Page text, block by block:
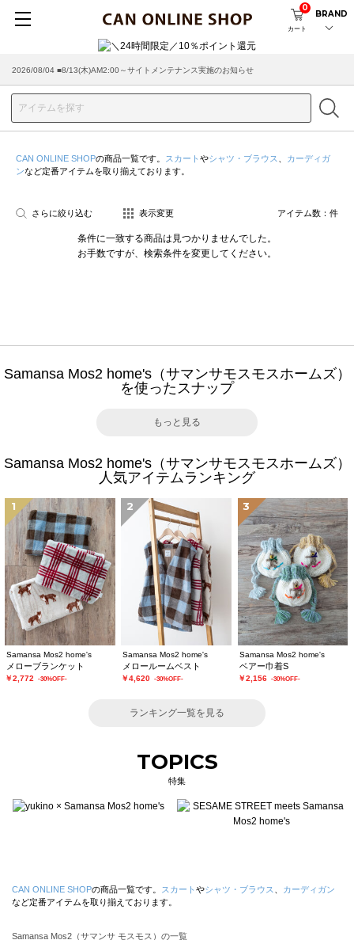
カート
0
BRAND
2026/08/04 ■8/13(木)AM2:00～サイトメンテナンス実施のお知らせ
CAN ONLINE SHOPの商品一覧です。 スカート やシャツ・ブラウス
カーディガ
ンなど定番アイテムを取り揃えております。
さらに絞り込む 表示変更 アイテム数： 件
条件に一致する商品は見つかりませんでした。
お手数ですが、検索条件を変更してください。
Samansa Mos2 home's（サマンサモスモスホームズ）
を使ったスナップ
もっと見る
Samansa Mos2 home's（サマンサモスモスホームズ）
人気アイテムランキング
1
Samansa Mos2 home's
メローブランケット
￥2,772 -30%OFF-
2
Samansa Mos2 home's
メロールームベスト
￥4,620 -30%OFF-
3
Samansa Mos2 home's
ベアー巾着S
￥2,156 -30%OFF-
ランキング一覧を見る
TOPICS
特集
CAN ONLINE SHOPの商品一覧です。 スカート やシャツ・ブラウス
カーディガン
など定番アイテムを取り揃えております。
Samansa Mos2（サマンサ モスモス）の一覧